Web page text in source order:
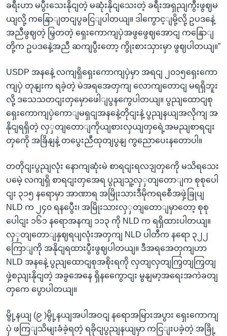
ခရီးဟာ မပွီးသေးနိုငျတဲ့ မဆုံးနိုငျသေးတဲ့ ခရီးအရှညျကွီးဖွဈမ
ယျလို့ ကနြောျတငျပွခငြျပါတယျ။ ဒါကွောင့ျမို့လို့ ဥပဒနေဲ့
အညီဖွဈတဲ့ မြှတတဲ့ ရှေးကောကျပှဲအဖွဖွေဈအောငျ ကနြောျ
တို့က ဥပဒနေဲ့အညီ ဆကျပွီးတော့ ကွိုးစားသှားမှာ ဖွဈပါတယျ။”
USDP အနနေဲ့ လကျရှိရှေးကောကျပှဲမှာ အရငျ ၂၀၁၅ရှေးကော
ကျပှဲ တုနျးက ရခဲ့တဲ့ မဲအရအေတှကျ လောကျတောငျ မရရှိဘူး
လို့ ဒသေသတငျးတှမှောဖေါျပွနကွေပါတယျ။ ပွညျထောငျစု
ရှေးကောကျပှဲကောျမရှငျအနနေဲ့တိုငျးနဲ့ ပွညျနယျအလိုကျ အ
နိုငျရရှိတဲ့ လှှတျတောျကိုယျစားလှယျတှရေဲ့အမညျစာရငျး
တှကေို အခြိနျနဲ့ တပွေးညီထုတျပွနျ ကွညောပေးနတောပါ။
တတိုငျးပွညျလုံး နောကျဆုံးမဲ စာရငျးရလဒျတှကေို မသိရသေး
ပမေဲ့ လကျရှိ စာရငျးတှအေရ ပွညျသူ့လှှတျတောျက စုစုပေါ
ငျး ၃၁၅ နရောမှာ အာဏာရ အမြိုးသားဒီမိုကရစေီအဖှဲ့ခြုပျ
NLD က ၂၄၀ ရနပွေီး၊ အမြိုးသားလှှတျတောျမှာတော့ စုစု
ပေါငျး ၁၆၁ နရောအနကျ ၁၁၃ ကို NLD က ရရှိထားပါတယျ။
လှှတျတောျနှဈရပျလုံးအတှကျ NLD ပါတီက နရော ၃၂၂
ကြောျကို အနိုငျရထားပွီးဖွဈပါတယျ။ ဒီအရအေတှကျဟာ
NLD အနနေဲ့ ပွညျထောငျစုအစိုးရကို လှတျလှတျကြှတျကြှတျ
ဖှဲ့စညျးနိုငျတဲ့ အခွအေနေ ရှိနကွေောငျး မွနျမာ့အရေးအကဲခတျ
တှကေ ပွောပါတယျ။
မွို့နယျ (၉ )မွို့နယျအပါအဝငျ နရောအမြားအပွား ရှေးကောကျ
ပှဲ ဖကြျသိမျးခံခဲ့ရတဲ့ ရခိုငျပွညျနယျမှာ ကငြျးပခဲ့တဲ့ အခြို့